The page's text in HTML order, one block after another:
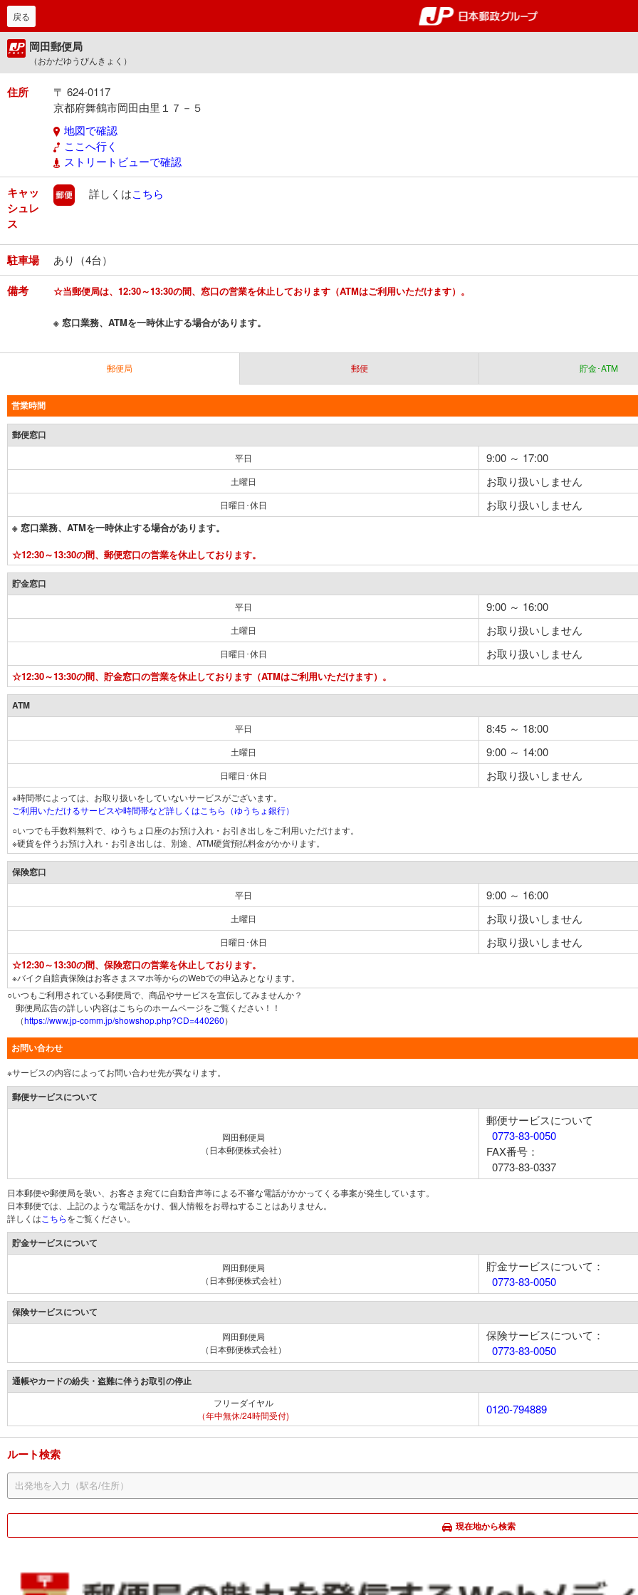
郵便局・日本郵政グルー
戻る
岡田郵便局
（おかだゆうびんきょく）
住所
〒 624-0117
京都府舞鶴市岡田由里１７－５
地図で確認
ここへ行く
ストリートビューで確認
キャッ
シュレ
ス
郵便
詳しくはこちら
駐車場 あり（4台）
備考 ☆当郵便局は、12:30～13:30の間、窓口の営業を休止しております（ATMはご利用いただけます）。
※ 窓口業務、ATMを一時休止する場合があります。
郵便局 郵便 貯金･ATM
営業時間
郵便窓口
平日 9:00 ～ 17:00
土曜日 お取り扱いしません
日曜日･休日 お取り扱いしません
※ 窓口業務、ATMを一時休止する場合があります。
☆12:30～13:30の間、郵便窓口の営業を休止しております。
貯金窓口
平日 9:00 ～ 16:00
土曜日 お取り扱いしません
日曜日･休日 お取り扱いしません
☆12:30～13:30の間、貯金窓口の営業を休止しております（ATMはご利用いただけます）。
ATM
平日 8:45 ～ 18:00
土曜日 9:00 ～ 14:00
日曜日･休日 お取り扱いしません
※時間帯によっては、お取り扱いをしていないサービスがございます。
ご利用いただけるサービスや時間帯など詳しくはこちら（ゆうちょ銀行）
○いつでも手数料無料で、ゆうちょ口座のお預け入れ・お引き出しをご利用いただけます。
※硬貨を伴うお預け入れ・お引き出しは、別途、ATM硬貨預払料金がかかります。
保険窓口
平日 9:00 ～ 16:00
土曜日 お取り扱いしません
日曜日･休日 お取り扱いしません
☆12:30～13:30の間、保険窓口の営業を休止しております。
※バイク自賠責保険はお客さまスマホ等からのWebでの申込みとなります。
○いつもご利用されている郵便局で、商品やサービスを宣伝してみませんか？
郵便局広告の詳しい内容はこちらのホームページをご覧ください！！
（https://www.jp-comm.jp/showshop.php?CD=440260）
お問い合わせ
※サービスの内容によってお問い合わせ先が異なります。
郵便サービスについて
岡田郵便局
（日本郵便株式会社）
郵便サービスについて
0773-83-0050
FAX番号：
0773-83-0337
日本郵便や郵便局を装い、お客さま宛てに自動音声等による不審な電話がかかってくる事案が発生しています。
日本郵便では、上記のような電話をかけ、個人情報をお尋ねすることはありません。
詳しくは こちらをご覧ください。
貯金サービスについて
岡田郵便局
（日本郵便株式会社）
貯金サービスについて：
0773-83-0050
保険サービスについて
岡田郵便局
（日本郵便株式会社）
保険サービスについて：
0773-83-0050
通帳やカードの紛失・盗難に伴うお取引の停止
フリーダイヤル
（年中無休/24時間受付)
0120-794889
ルート検索
現在地から検索